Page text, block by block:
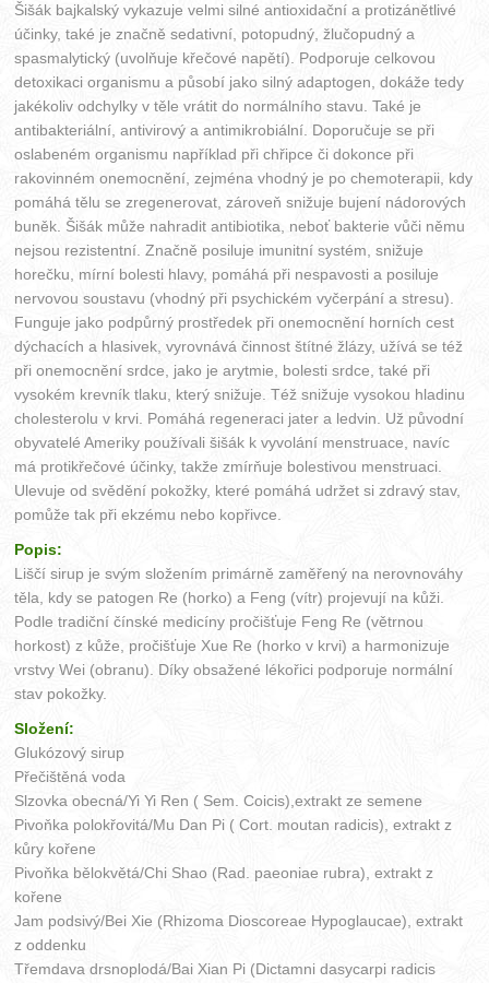
Šišák bajkalský vykazuje velmi silné antioxidační a protizánětlivé
účinky, také je značně sedativní, potopudný, žlučopudný a
spasmalytický (uvolňuje křečové napětí). Podporuje celkovou
detoxikaci organismu a působí jako silný adaptogen, dokáže tedy
jakékoliv odchylky v těle vrátit do normálního stavu. Také je
antibakteriální, antivirový a antimikrobiální. Doporučuje se při
oslabeném organismu například při chřipce či dokonce při
rakovinném onemocnění, zejména vhodný je po chemoterapii, kdy
pomáhá tělu se zregenerovat, zároveň snižuje bujení nádorových
buněk. Šišák může nahradit antibiotika, neboť bakterie vůči němu
nejsou rezistentní. Značně posiluje imunitní systém, snižuje
horečku, mírní bolesti hlavy, pomáhá při nespavosti a posiluje
nervovou soustavu (vhodný při psychickém vyčerpání a stresu).
Funguje jako podpůrný prostředek při onemocnění horních cest
dýchacích a hlasivek, vyrovnává činnost štítné žlázy, užívá se též
při onemocnění srdce, jako je arytmie, bolesti srdce, také při
vysokém krevník tlaku, který snižuje. Též snižuje vysokou hladinu
cholesterolu v krvi. Pomáhá regeneraci jater a ledvin. Už původní
obyvatelé Ameriky používali šišák k vyvolání menstruace, navíc
má protikřečové účinky, takže zmírňuje bolestivou menstruaci.
Ulevuje od svědění pokožky, které pomáhá udržet si zdravý stav,
pomůže tak při ekzému nebo kopřivce.
Popis:
Liščí sirup je svým složením primárně zaměřený na nerovnováhy
těla, kdy se patogen Re (horko) a Feng (vítr) projevují na kůži.
Podle tradiční čínské medicíny pročišťuje Feng Re (větrnou
horkost) z kůže, pročišťuje Xue Re (horko v krvi) a harmonizuje
vrstvy Wei (obranu). Díky obsažené lékořici podporuje normální
stav pokožky.
Složení:
Glukózový sirup
Přečištěná voda
Slzovka obecná/Yi Yi Ren ( Sem. Coicis),extrakt ze semene
Pivoňka polokřovitá/Mu Dan Pi ( Cort. moutan radicis), extrakt z
kůry kořene
Pivoňka bělokvětá/Chi Shao (Rad. paeoniae rubra), extrakt z
kořene
Jam podsivý/Bei Xie (Rhizoma Dioscoreae Hypoglaucae), extrakt
z oddenku
Třemdava drsnoplodá/Bai Xian Pi (Dictamni dasycarpi radicis